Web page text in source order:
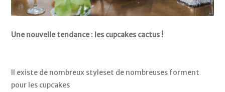
Une nouvelle tendance : les cupcakes cactus !
Il existe de nombreux styleset de nombreuses forment
pour les cupcakes